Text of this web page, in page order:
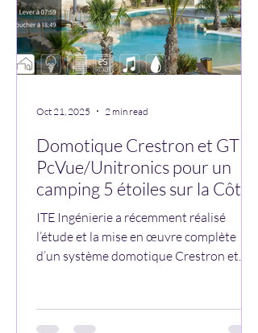
Domotique Crestron et GTB
PcVue/Unitronics pour un
camping 5 étoiles sur la Côte
d’Azur : confort, sécurité et
maîtrise énergétique
ITE Ingénierie a récemment réalisé
l’étude et la mise en œuvre complète
d’un système domotique Crestron et
la Côte d’Azur . La domotique Crestron
Oct 21, 2025 2 min read